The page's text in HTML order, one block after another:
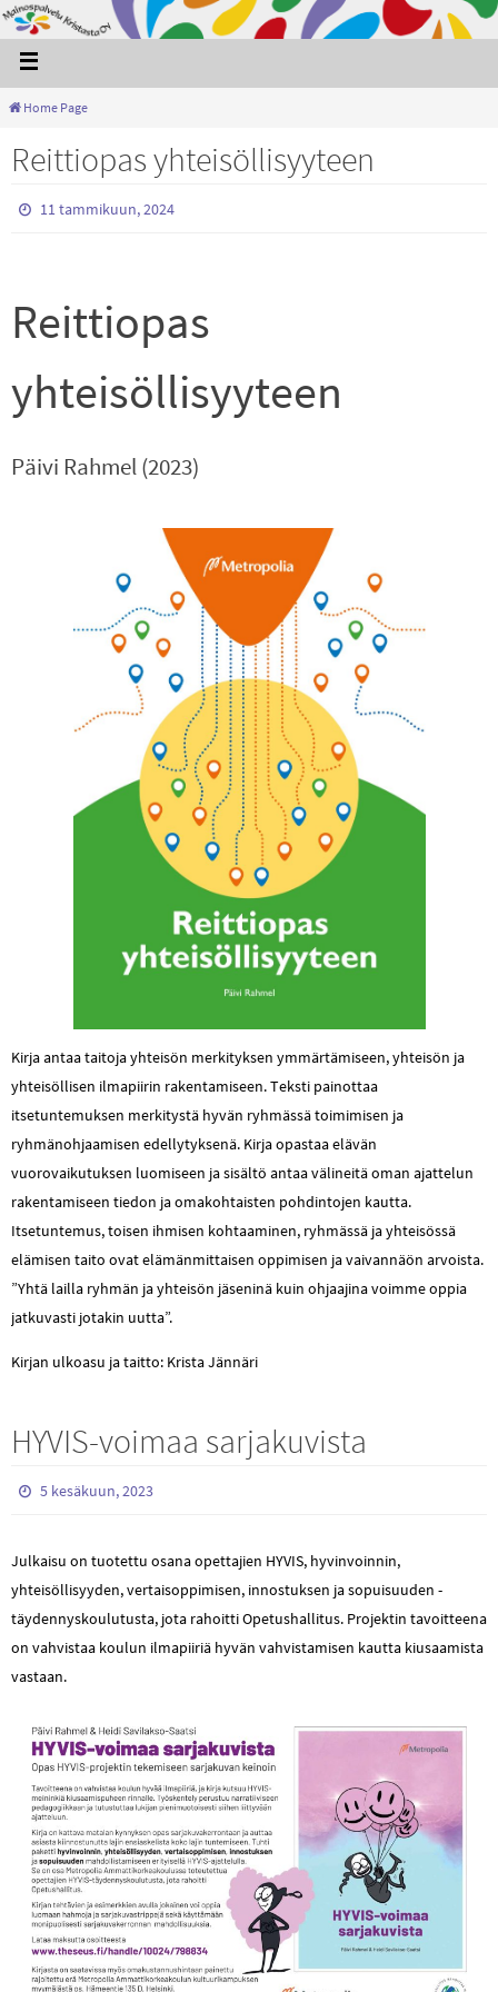
Home Page
Reittiopas yhteisöllisyyteen
11 tammikuun, 2024
Reittiopas
yhteisöllisyyteen
Päivi Rahmel (2023)
Kirja antaa taitoja yhteisön merkityksen ymmärtämiseen, yhteisön ja
yhteisöllisen ilmapiirin rakentamiseen. Teksti painottaa
itsetuntemuksen merkitystä hyvän ryhmässä toimimisen ja
ryhmänohjaamisen edellytyksenä. Kirja opastaa elävän
vuorovaikutuksen luomiseen ja sisältö antaa välineitä oman ajattelun
rakentamiseen tiedon ja omakohtaisten pohdintojen kautta.
Itsetuntemus, toisen ihmisen kohtaaminen, ryhmässä ja yhteisössä
elämisen taito ovat elämänmittaisen oppimisen ja vaivannäön arvoista.
”Yhtä lailla ryhmän ja yhteisön jäseninä kuin ohjaajina voimme oppia
jatkuvasti jotakin uutta”.
Kirjan ulkoasu ja taitto: Krista Jännäri
HYVIS-voimaa sarjakuvista
5 kesäkuun, 2023
Julkaisu on tuotettu osana opettajien HYVIS, hyvinvoinnin,
yhteisöllisyyden, vertaisoppimisen, innostuksen ja sopuisuuden -
täydennyskoulutusta, jota rahoitti Opetushallitus. Projektin tavoitteena
on vahvistaa koulun ilmapiiriä hyvän vahvistamisen kautta kiusaamista
vastaan.